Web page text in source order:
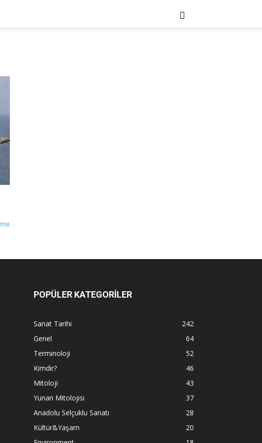
POPÜLER KATEGORİLER
Sanat Tarihi
242
Genel
64
Terminoloji
52
Kimdir?
46
Mitoloji
43
Yunan Mitolojisi
37
Anadolu Selçuklu Sanatı
28
Kültür&Yaşam
20